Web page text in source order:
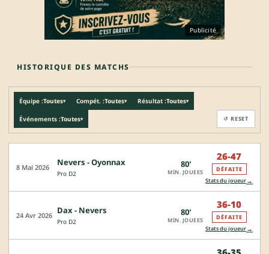
Publicité
HISTORIQUE DES MATCHS
Équipe :Toutes▾ Compét. :Toutes▾ Résultat :Toutes▾
Événements :Toutes▾ ↺ RESET
8 Mai 2026 Nevers - Oyonnax
Pro D2
80'
MIN. JOUEES
26-47
DÉFAITE
Stats du joueur→
24 Avr 2026 Dax - Nevers
Pro D2
80'
MIN. JOUEES
36-10
DÉFAITE
Stats du joueur→